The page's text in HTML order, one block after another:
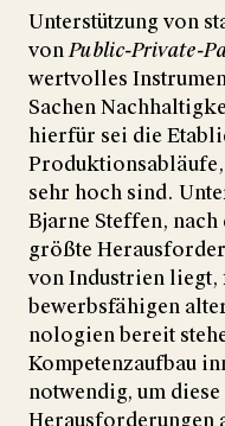
Unter­stützung von
vonPublic-Private-
wert­volles
Sachen
hier­für sei die
sehr hoch sind.
Bjarne Steffen, nach
größte
von Indus­trien
bewerbs­fähigen
no­logien bereit
Kompetenz­aufbau
not­wendig, um
Heraus­forderungen